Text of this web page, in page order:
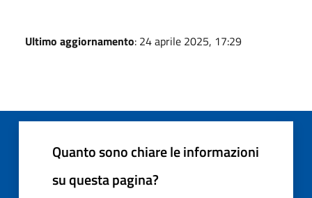
Ultimo aggiornamento: 24 aprile 2025, 17:29
Quanto sono chiare le informazioni
su questa pagina?